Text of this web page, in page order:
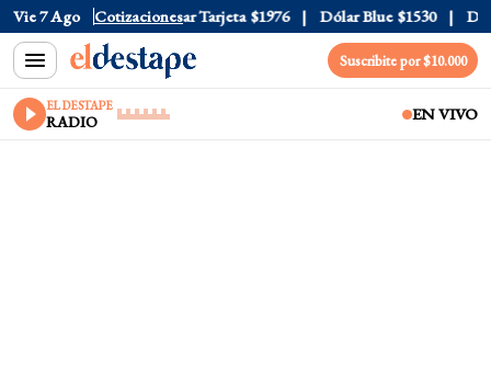
Vie 7 Ago Cotizaciones
Oficial $1520 Dólar Tarjeta $1976 Dólar Blue $1530 Dólar
Suscribite por $10.000
EL DESTAPE
RADIO EN VIVO